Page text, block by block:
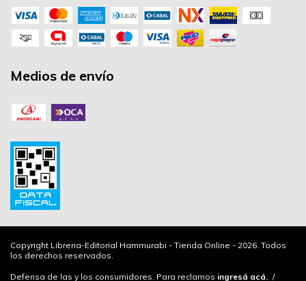
Medios de envío
Copyright Libreria-Editorial Hammurabi - Tienda Online - 2026. Todos
los derechos reservados.
Defensa de las y los consumidores. Para reclamos ingresá acá. /